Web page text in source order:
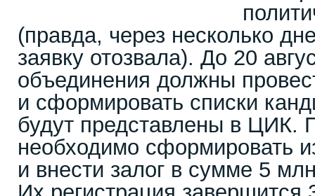
(правда, через несколько
заявку отозвала). До 20
объединения должны
и сформировать списки
будут представлены в ЦИК.
необходимо сформировать
и внести залог в сумме 5